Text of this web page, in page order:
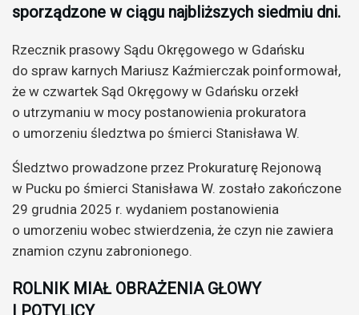
sporządzone w ciągu najbliższych siedmiu dni.
Rzecznik prasowy Sądu Okręgowego w Gdańsku
do spraw karnych Mariusz Kaźmierczak poinformował,
że w czwartek Sąd Okręgowy w Gdańsku orzekł
o utrzymaniu w mocy postanowienia prokuratora
o umorzeniu śledztwa po śmierci Stanisława W.
Śledztwo prowadzone przez Prokuraturę Rejonową
w Pucku po śmierci Stanisława W. zostało zakończone
29 grudnia 2025 r. wydaniem postanowienia
o umorzeniu wobec stwierdzenia, że czyn nie zawiera
znamion czynu zabronionego.
ROLNIK MIAŁ OBRAŻENIA GŁOWY
I POTYLICY